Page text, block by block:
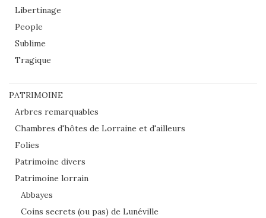
Libertinage
People
Sublime
Tragique
PATRIMOINE
Arbres remarquables
Chambres d'hôtes de Lorraine et d'ailleurs
Folies
Patrimoine divers
Patrimoine lorrain
Abbayes
Coins secrets (ou pas) de Lunéville